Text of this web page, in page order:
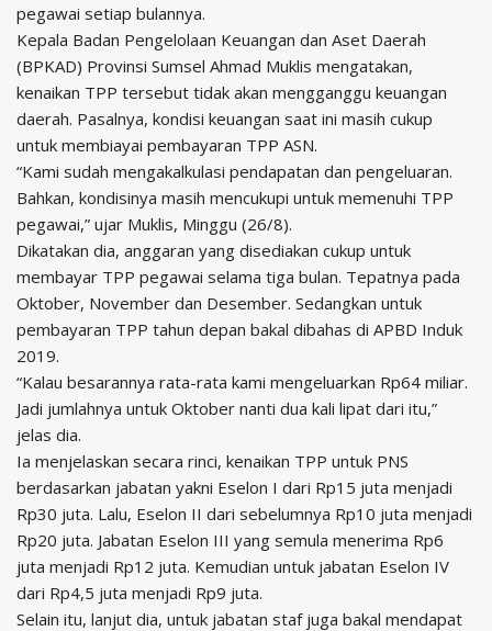
pegawai setiap bulannya.
Kepala Badan Pengelolaan Keuangan dan Aset Daerah
(BPKAD) Provinsi Sumsel Ahmad Muklis mengatakan,
kenaikan TPP tersebut tidak akan mengganggu keuangan
daerah. Pasalnya, kondisi keuangan saat ini masih cukup
untuk membiayai pembayaran TPP ASN.
“Kami sudah mengakalkulasi pendapatan dan pengeluaran.
Bahkan, kondisinya masih mencukupi untuk memenuhi TPP
pegawai,” ujar Muklis, Minggu (26/8).
Dikatakan dia, anggaran yang disediakan cukup untuk
membayar TPP pegawai selama tiga bulan. Tepatnya pada
Oktober, November dan Desember. Sedangkan untuk
pembayaran TPP tahun depan bakal dibahas di APBD Induk
2019.
“Kalau besarannya rata-rata kami mengeluarkan Rp64 miliar.
Jadi jumlahnya untuk Oktober nanti dua kali lipat dari itu,”
jelas dia.
Ia menjelaskan secara rinci, kenaikan TPP untuk PNS
berdasarkan jabatan yakni Eselon I dari Rp15 juta menjadi
Rp30 juta. Lalu, Eselon II dari sebelumnya Rp10 juta menjadi
Rp20 juta. Jabatan Eselon III yang semula menerima Rp6
juta menjadi Rp12 juta. Kemudian untuk jabatan Eselon IV
dari Rp4,5 juta menjadi Rp9 juta.
Selain itu, lanjut dia, untuk jabatan staf juga bakal mendapat